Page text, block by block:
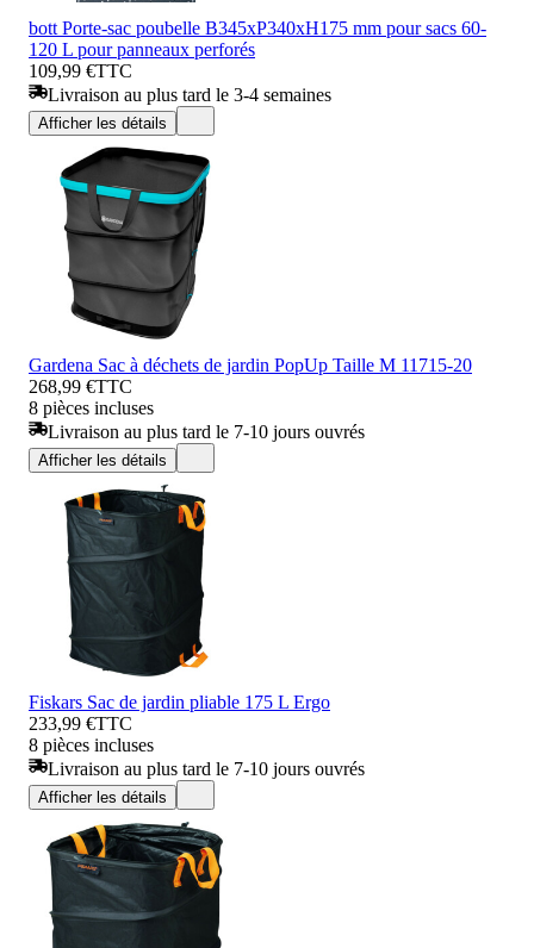
bott Porte-sac poubelle B345xP340xH175 mm pour sacs 60-
120 L pour panneaux perforés
109,99 €TTC
Livraison au plus tard le 3-4 semaines
Afficher les détails
Gardena Sac à déchets de jardin PopUp Taille M 11715-20
268,99 €TTC
8 pièces incluses
Livraison au plus tard le 7-10 jours ouvrés
Afficher les détails
Fiskars Sac de jardin pliable 175 L Ergo
233,99 €TTC
8 pièces incluses
Livraison au plus tard le 7-10 jours ouvrés
Afficher les détails